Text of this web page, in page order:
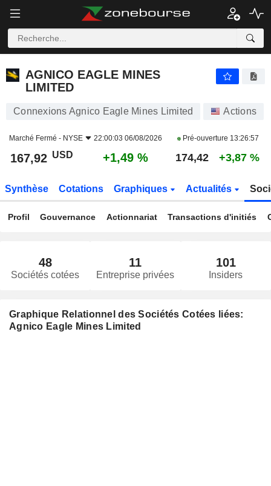
AGNICO EAGLE MINES
LIMITED
Connexions Agnico Eagle Mines Limited Actions
Marché Fermé - NYSE 22:00:03 06/08/2026 Pré-ouverture 13:26:57
167,92 USD +1,49 % 174,42 +3,87 %
Synthèse Cotations Graphiques Actualités
Profil Gouvernance Actionnariat Transactions d'initiés
48
Sociétés cotées
11
Entreprise privées
101
Insiders
Graphique Relationnel des Sociétés Cotées liées:
Agnico Eagle Mines Limited